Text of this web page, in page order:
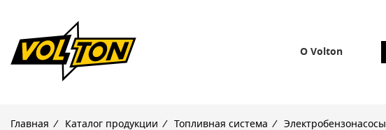
О Volton
Главная / Каталог продукции / Топливная система / Электробензонасосы